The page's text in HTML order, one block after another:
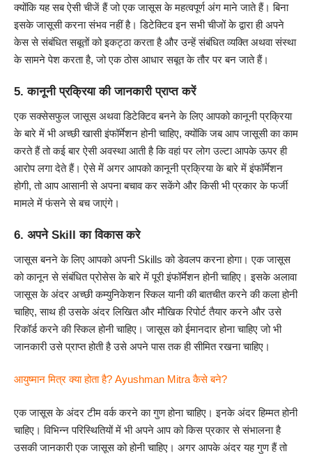
क्योंकि यह सब ऐसी चीजें हैं जो एक जासूस के महत्वपूर्ण अंग माने जाते हैं। बिना
इसके जासूसी करना संभव नहीं है। डिटेक्टिव इन सभी चीजों के द्वारा ही अपने
केस से संबंधित सबूतों को इकट्ठा करता है और उन्हें संबंधित व्यक्ति अथवा संस्था
के सामने पेश करता है, जो एक ठोस आधार सबूत के तौर पर बन जाते हैं।
5. कानूनी प्रक्रिया की जानकारी प्राप्त करें
एक सक्सेसफुल जासूस अथवा डिटेक्टिव बनने के लिए आपको कानूनी प्रक्रिया
के बारे में भी अच्छी खासी इंफॉर्मेशन होनी चाहिए, क्योंकि जब आप जासूसी का काम
करते हैं तो कई बार ऐसी अवस्था आती है कि वहां पर लोग उल्टा आपके ऊपर ही
आरोप लगा देते हैं। ऐसे में अगर आपको कानूनी प्रक्रिया के बारे में इंफॉर्मेशन
होगी, तो आप आसानी से अपना बचाव कर सकेंगे और किसी भी प्रकार के फर्जी
मामले में फंसने से बच जाएंगे।
6. अपने Skill का विकास करे
जासूस बनने के लिए आपको अपनी Skills को डेवलप करना होगा। एक जासूस
को कानून से संबंधित प्रोसेस के बारे में पूरी इंफॉर्मेशन होनी चाहिए‌। इसके अलावा
जासूस के अंदर अच्छी कम्युनिकेशन स्किल यानी की बातचीत करने की कला होनी
चाहिए, साथ ही उसके अंदर लिखित और मौखिक रिपोर्ट तैयार करने और उसे
रिकॉर्ड करने की स्किल होनी चाहिए। जासूस को ईमानदार होना चाहिए‌ जो भी
जानकारी उसे प्राप्त होती है उसे अपने पास तक ही सीमित रखना चाहिए।
आयुष्मान मित्र क्या होता है? Ayushman Mitra कैसे बने?
एक जासूस के अंदर टीम वर्क करने का गुण होना चाहिए। इनके अंदर हिम्मत होनी
चाहिए। विभिन्न परिस्थितियों में भी अपने आप को किस प्रकार से संभालना है
उसकी जानकारी एक जासूस को होनी चाहिए। अगर आपके अंदर यह गुण हैं तो